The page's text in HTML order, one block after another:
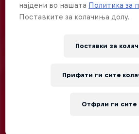
најдени во нашата Политика за
Поставките за колачиња долу.
Поставки за
Отфрли ги сите
Прифати ги сите